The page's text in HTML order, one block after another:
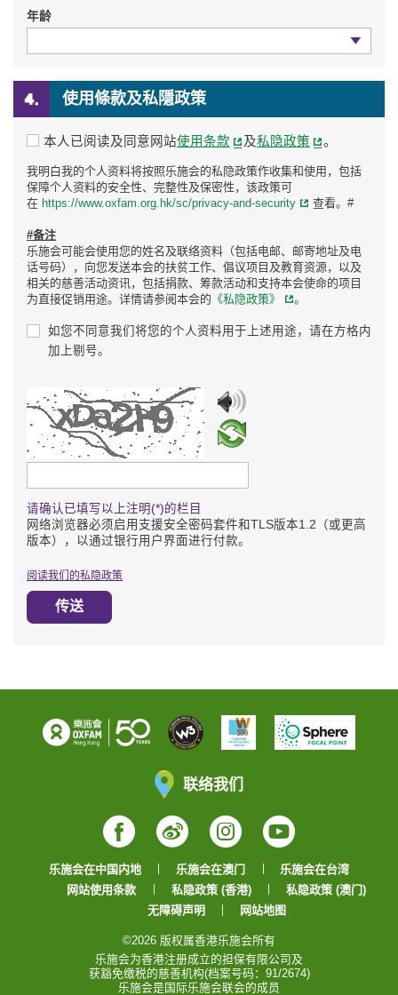
年龄
使用條款及私隱政策
免责条款
本人已阅读及同意网站使用条款 及私隐政策 。
我明白我的个人资料将按照乐施会的私隐政策作收集和使用，包括
保障个人资料的安全性、完整性及保密性，该政策可
在 https://www.oxfam.org.hk/sc/privacy-and-security 查看。#
#备注
乐施会可能会使用您的姓名及联络资料（包括电邮、邮寄地址及电
话号码），向您发送本会的扶贫工作、倡议项目及教育资源，以及
相关的慈善活动资讯，包括捐款、筹款活动和支持本会使命的项目
为直接促销用途。详情请参阅本会的 《私隐政策》 。
如您不同意我们将您的个人资料用于上述用途，请在方格内
加上剔号。
请输入验证码
请确认已填写以上注明(*)的栏目
网络浏览器必须启用支援安全密码套件和TLS版本1.2（或更高
版本），以通过银行用户界面进行付款。
阅读我们的私隐政策
传送
联络我们
Facebook
WeiboInstagram
YouTube
乐施会在中国内地 乐施会在澳门
乐施会在台湾
网站使用条款
私隐政策 (香港)
私隐政策 (澳门)
无障碍声明
网站地图
©2026 版权属香港乐施会所有
乐施会为香港注册成立的担保有限公司及
获豁免缴税的慈善机构(档案号码：91/2674)
乐施会是国际乐施会联会的成员